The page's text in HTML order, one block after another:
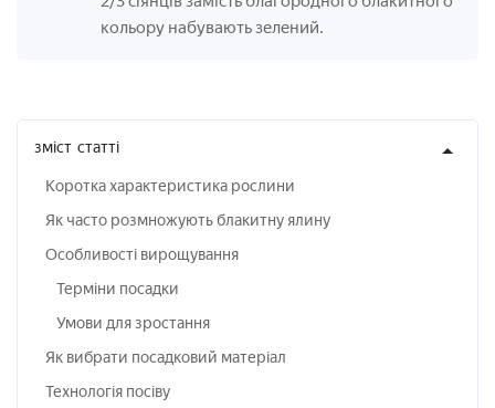
кольору набувають зелений.
зміст статті
Коротка характеристика рослини
Як часто розмножують блакитну ялину
Особливості вирощування
Терміни посадки
Умови для зростання
Як вибрати посадковий матеріал
Технологія посіву